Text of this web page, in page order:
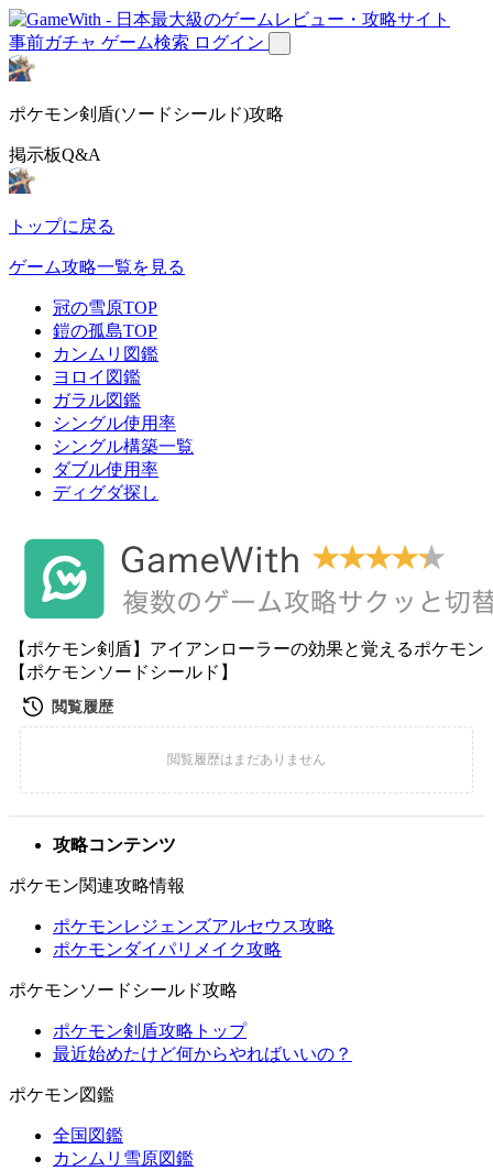
事前ガチャ ゲーム検索 ログイン
ポケモン剣盾(ソードシールド)攻略
掲示板Q&A
トップに戻る
ゲーム攻略一覧を見る
冠の雪原TOP
鎧の孤島TOP
カンムリ図鑑
ヨロイ図鑑
ガラル図鑑
シングル使用率
シングル構築一覧
ダブル使用率
ディグダ探し
【ポケモン剣盾】アイアンローラーの効果と覚えるポケモン
【ポケモンソードシールド】
攻略コンテンツ
ポケモン関連攻略情報
ポケモンレジェンズアルセウス攻略
ポケモンダイパリメイク攻略
ポケモンソードシールド攻略
ポケモン剣盾攻略トップ
最近始めたけど何からやればいいの？
ポケモン図鑑
全国図鑑
カンムリ雪原図鑑